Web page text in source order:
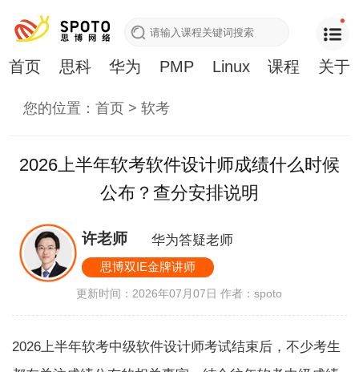
首页 思科 华为 PMP Linux 课程 关于
您的位置：首页 >软考
2026上半年软考软件设计师成绩什么时候
公布？查分安排说明
许老师 华为答疑老师
思博双IE金牌讲师
更新时间：2026年07月07日作者：spoto
2026上半年软考中级软件设计师考试结束后，不少考生